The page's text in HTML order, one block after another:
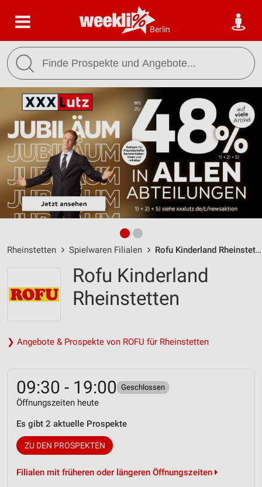
Berlin
Rheinstetten Spielwaren Filialen Rofu Kinderland Rheinstetten / Industriestraße 17 - Öffnungszeiten & Adresse
Rofu Kinderland
Rheinstetten
❯ Angebote & Prospekte von ROFU für Rheinstetten
09:30 - 19:00 Geschlossen
Öffnungszeiten heute
Es gibt 2 aktuelle Prospekte
ZU DEN PROSPEKTEN
Filialen mit früheren oder längeren Öffnungszeiten